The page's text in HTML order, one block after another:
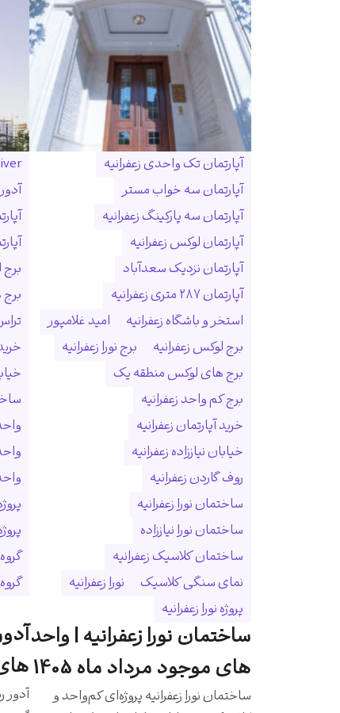
آپارتمان تک واحدی زعفرانیه
آپارتمان سه خواب مستر
آپارتمان سه پارکینگ زعفرانیه
آپارتمان لوکس زعفرانیه
آپارتمان نزدیک سعدآباد
آپارتمان ۲۸۷ متری زعفرانیه
استخر و باشگاه زعفرانیه
امید غلامپور
برج لوکس زعفرانیه
برج نورا زعفرانیه
برج های لوکس منطقه یک
برج کم واحد زعفرانیه
خرید آپارتمان زعفرانیه
خیابان نیاززاده زعفرانیه
روف گاردن زعفرانیه
ساختمان نورا زعفرانیه
ساختمان نورا نیاززاده
ساختمان کلاسیک زعفرانیه
نمای سنگی کلاسیک
نورا زعفرانیه
پروژه نورا زعفرانیه
ساختمان نورا زعفرانیه | واحد
های موجود مرداد ماه 1405
ساختمان نورا زعفرانیه پروژه‌ای کم‌واحد و
واحد ۲۷۷ متری
واحد ۳۲۰ متری
واحد ۵۹۰ متری
آدور